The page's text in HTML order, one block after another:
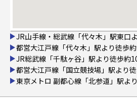
JR山手線・総武線「代々木」駅東口
都営大江戸線「代々木」駅より徒歩
JR総武線「千駄ヶ谷」駅より徒歩約
都営大江戸線「国立競技場」駅より
東京メトロ 副都心線「北参道」駅よ